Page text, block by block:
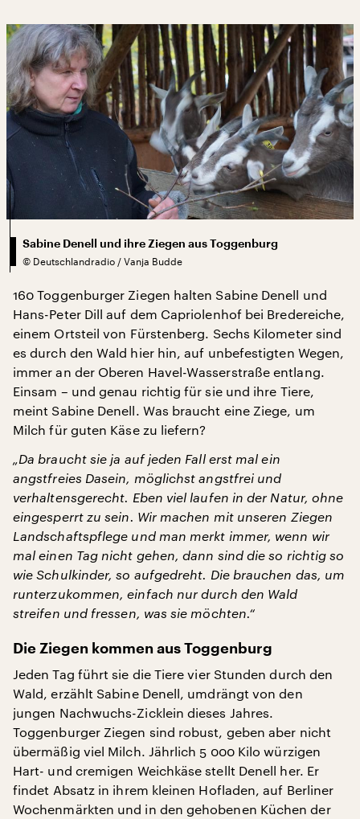
Sabine Denell und ihre Ziegen aus Toggenburg
© Deutschlandradio / Vanja Budde
160 Toggenburger Ziegen halten Sabine Denell und
Hans-Peter Dill auf dem Capriolenhof bei Bredereiche,
einem Ortsteil von Fürstenberg. Sechs Kilometer sind
es durch den Wald hier hin, auf unbefestigten Wegen,
immer an der Oberen Havel-Wasserstraße entlang.
Einsam – und genau richtig für sie und ihre Tiere,
meint Sabine Denell. Was braucht eine Ziege, um
Milch für guten Käse zu liefern?
„Da braucht sie ja auf jeden Fall erst mal ein
angstfreies Dasein, möglichst angstfrei und
verhaltensgerecht. Eben viel laufen in der Natur, ohne
eingesperrt zu sein. Wir machen mit unseren Ziegen
Landschaftspflege und man merkt immer, wenn wir
mal einen Tag nicht gehen, dann sind die so richtig so
wie Schulkinder, so aufgedreht. Die brauchen das, um
runterzukommen, einfach nur durch den Wald
streifen und fressen, was sie möchten.“
Die Ziegen kommen aus Toggenburg
Jeden Tag führt sie die Tiere vier Stunden durch den
Wald, erzählt Sabine Denell, umdrängt von den
jungen Nachwuchs-Zicklein dieses Jahres.
Toggenburger Ziegen sind robust, geben aber nicht
übermäßig viel Milch. Jährlich 5 000 Kilo würzigen
Hart- und cremigen Weichkäse stellt Denell her. Er
findet Absatz in ihrem kleinen Hofladen, auf Berliner
Wochenmärkten und in den gehobenen Küchen der